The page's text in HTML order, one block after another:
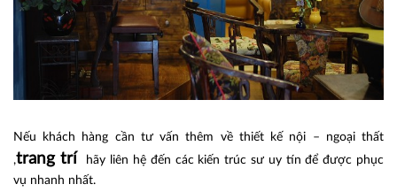
Nếu khách hàng cần tư vấn thêm về thiết kế nội – ngoại thất
,trang trí
hãy liên hệ đến các kiến trúc sư uy tín để được phục
vụ nhanh nhất.